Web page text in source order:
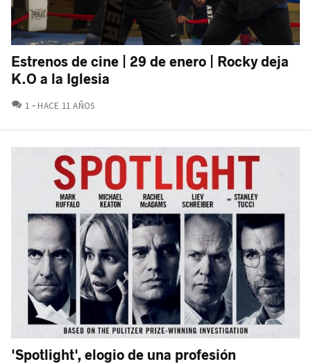
Estrenos de cine | 29 de enero | Rocky deja
K.O a la Iglesia
1 COMENTARIOS
HACE 11 AÑOS
'Spotlight', elogio de una profesión